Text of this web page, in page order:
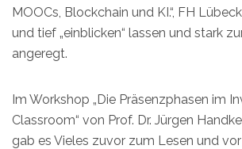
MOOCs, Blockchain und KI.“, FH
und tief „einblicken“ lassen und stark
angeregt.
Im Workshop „Die Präsenzphasen im
Classroom“ von Prof. Dr. Jürgen
gab es Vieles zuvor zum Lesen und